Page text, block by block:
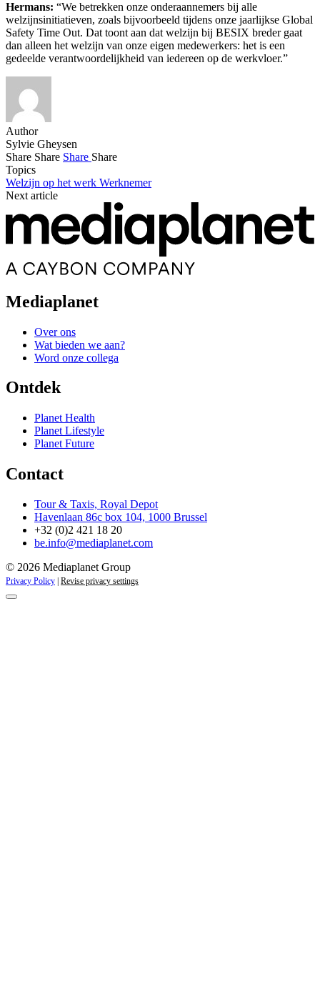
Hermans: “We betrekken onze onderaannemers bij alle
welzijnsinitiatieven, zoals bijvoorbeeld tijdens onze jaarlijkse Global
Safety Time Out. Dat toont aan dat welzijn bij BESIX breder gaat
dan alleen het welzijn van onze eigen medewerkers: het is een
gedeelde verantwoordelijkheid van iedereen op de werkvloer.”
Author
Sylvie Gheysen
Share Share Share Share
Topics
Welzijn op het werk Werknemer
Next article
Mediaplanet
Over ons
Wat bieden we aan?
Word onze collega
Ontdek
Planet Health
Planet Lifestyle
Planet Future
Contact
Tour & Taxis, Royal Depot
Havenlaan 86c box 104, 1000 Brussel
+32 (0)2 421 18 20
be.info@mediaplanet.com
© 2026 Mediaplanet Group
Privacy Policy Revise privacy settings